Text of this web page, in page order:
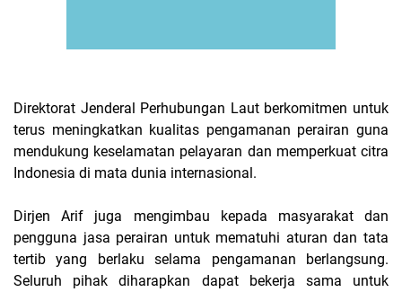
Direktorat Jenderal Perhubungan Laut berkomitmen untuk
terus meningkatkan kualitas pengamanan perairan guna
mendukung keselamatan pelayaran dan memperkuat citra
Indonesia di mata dunia internasional.
Dirjen Arif juga mengimbau kepada masyarakat dan
pengguna jasa perairan untuk mematuhi aturan dan tata
tertib yang berlaku selama pengamanan berlangsung.
Seluruh pihak diharapkan dapat bekerja sama untuk